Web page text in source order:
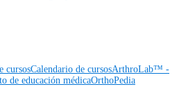
cursosCalendario de cursosArthroLab™ -
de educación médicaOrthoPedia